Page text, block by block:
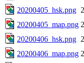
20200405_hsk.png
20200405_map.png
20200406_hsk.png
20200406_map.png